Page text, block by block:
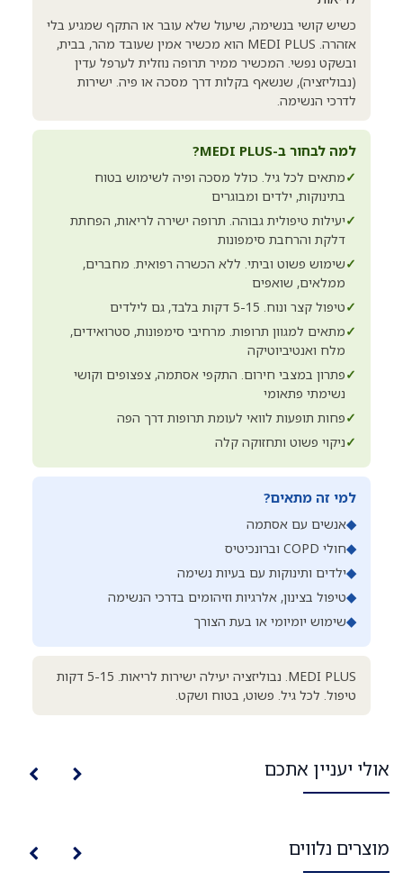
כשיש קושי בנשימה, שיעול שלא עובר או התקף שמגיע בלי
אזהרה. MEDI PLUS הוא מכשיר אמין שעובד מהר, בבית,
ובשקט נפשי. המכשיר ממיר תרופה נוזלית לערפל עדין
(נבוליזציה), שנשאף בקלות דרך מסכה או פיה. ישירות
לדרכי הנשימה.
למה לבחור ב-MEDI PLUS?
✓מתאים לכל גיל. כולל מסכה ופיה לשימוש בטוח
בתינוקות, ילדים ומבוגרים
✓יעילות טיפולית גבוהה. תרופה ישירה לריאות, הפחתת
דלקת והרחבת סימפונות
✓שימוש פשוט וביתי. ללא הכשרה רפואית. מחברים,
ממלאים, שואפים
✓טיפול קצר ונוח. 5-15 דקות בלבד, גם לילדים
✓מתאים למגוון תרופות. מרחיבי סימפונות, סטרואידים,
מלח ואנטיביוטיקה
✓פתרון במצבי חירום. התקפי אסתמה, צפצופים וקושי
נשימתי פתאומי
✓פחות תופעות לוואי לעומת תרופות דרך הפה
✓ניקוי פשוט ותחזוקה קלה
למי זה מתאים?
◆אנשים עם אסתמה
◆חולי COPD וברונכיטיס
◆ילדים ותינוקות עם בעיות נשימה
◆טיפול בצינון, אלרגיות וזיהומים בדרכי הנשימה
◆שימוש יומיומי או בעת הצורך
MEDI PLUS. נבוליזציה יעילה ישירות לריאות. 5-15 דקות
טיפול. לכל גיל. פשוט, בטוח ושקט.
אולי יעניין אתכם
מוצרים נלווים